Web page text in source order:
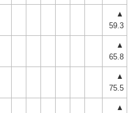
▲
59.3
▲
65.8
▲
75.5
▲